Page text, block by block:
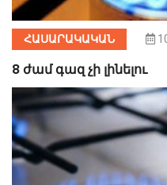
ՀԱՍԱՐԱԿԱԿԱՆ
8 ժամ գազ չի լինելու